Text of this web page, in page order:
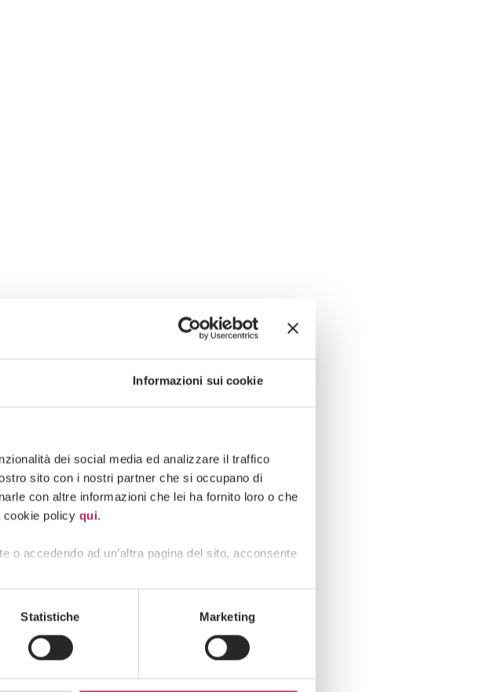
Informazioni sui cookie
dei social media ed analizzare il traffico
sito con i nostri partner che si occupano di
con altre informazioni che lei ha fornito loro o che
cookie policy qui.
o accedendo ad un’altra pagina del sito, acconsente
Statistiche Marketing